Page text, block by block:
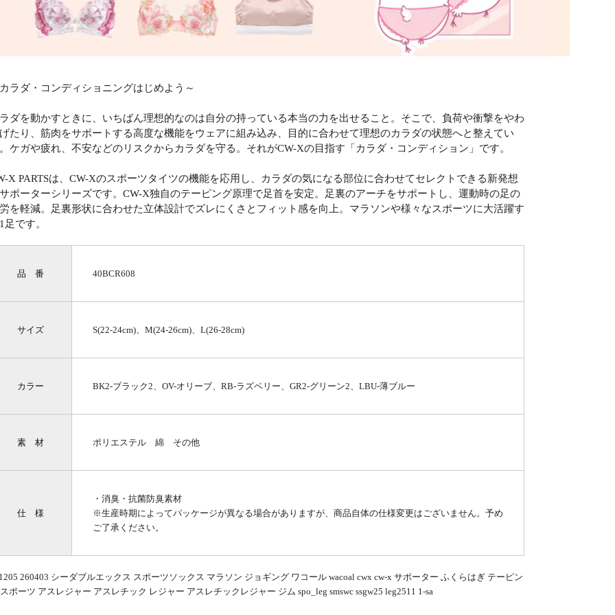
ラダ・コンディショニングはじめよう～
ダを動かすときに、いちばん理想的なのは自分の持っている本当の力を出せること。そこで、負荷や衝撃をやわ
たり、筋肉をサポートする高度な機能をウェアに組み込み、目的に合わせて理想のカラダの状態へと整えてい
ケガや疲れ、不安などのリスクからカラダを守る。それがCW-Xの目指す「カラダ・コンディション」です。
X PARTSは、CW-Xのスポーツタイツの機能を応用し、カラダの気になる部位に合わせてセレクトできる新発想
ポーターシリーズです。CW-X独自のテーピング原理で足首を安定。足裏のアーチをサポートし、運動時の足の
を軽減。足裏形状に合わせた立体設計でズレにくさとフィット感を向上。マラソンや様々なスポーツに大活躍す
足です。
品 番 40BCR608
サイズ S(22-24cm)、M(24-26cm)、L(26-28cm)
カラー BK2-ブラック2、OV-オリーブ、RB-ラズベリー、GR2-グリーン2、LBU-薄ブルー
素 材 ポリエステル 綿 その他
仕 様
・消臭・抗菌防臭素材
※生産時期によってパッケージが異なる場合がありますが、商品自体の仕様変更はございません。予め
ご了承ください。
260403 シーダブルエックス スポーツソックス マラソン ジョギング ワコール wacoal cwx cw-x サポーター ふくらはぎ テーピン
ポーツ アスレジャー アスレチック レジャー アスレチックレジャー ジム spo_leg smswc ssgw25 leg2511 1-sa